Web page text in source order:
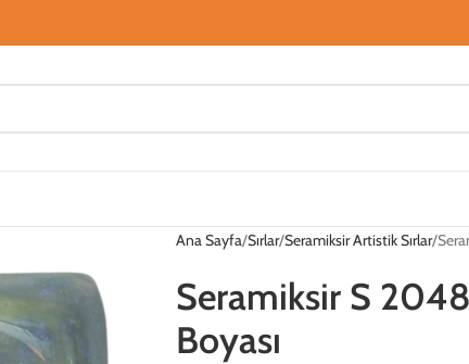
Ana Sayfa Sırlar Seramiksir Artistik Sırlar
Seramiksir S
Boyası